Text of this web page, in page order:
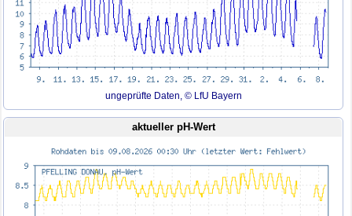
ungeprüfte Daten, © LfU Bayern
aktueller pH-Wert